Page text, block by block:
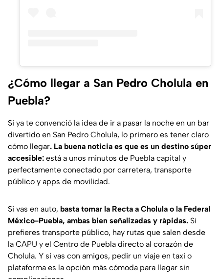
¿Cómo llegar a San Pedro Cholula en
Puebla?
Si ya te convenció la idea de ir a pasar la noche en un bar
divertido en San Pedro Cholula, lo primero es tener claro
cómo llegar. La buena noticia es que es un destino súper
accesible: está a unos minutos de Puebla capital y
perfectamente conectado por carretera, transporte
público y apps de movilidad.
Si vas en auto, basta tomar la Recta a Cholula o la Federal
México-Puebla, ambas bien señalizadas y rápidas. Si
prefieres transporte público, hay rutas que salen desde
la CAPU y el Centro de Puebla directo al corazón de
Cholula. Y si vas con amigos, pedir un viaje en taxi o
plataforma es la opción más cómoda para llegar sin